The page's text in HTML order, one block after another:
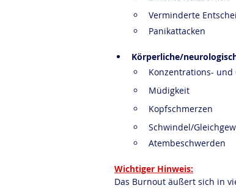
Verminderte
Panikattacken
Körperliche/
Konzentrations-
Müdigkeit
Kopfschmerzen
Schwindel/
Atembeschwerden
Wichtiger Hinweis:
Das Burnout äußert sich in